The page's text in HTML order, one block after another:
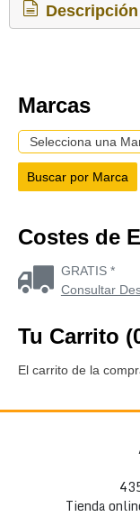
Descripción
Marcas
Costes de
GRATIS *
Consultar
Tu Carrito
El carrito de la
Tienda